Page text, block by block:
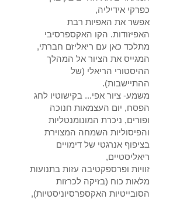
כפרקי אידיליה,
אפשר את האפיות רבת
האפיזודות. הקו האקספרסיבי
מתלכד כאן עם ריאליזם חברתי,
המגייס את הציור אל המהלך
ההיסטורי הריאלי (של
ההתיישבות).
משמע- ציור אפי... בקישוטיו לחג
הפסח, יום העצמאות חנוכה
ופורים, ניכרת המונומנטליות
והפיסוליות השמחה המצוירת
בציפוף אנרגטי של דימויים
ריאליסטיים,
זוויות ופרספקטיבה עזות בתנועות
מלאות כוח (בזיקה לכרזות
הסובייטיות האקספרסיוניסטיות),